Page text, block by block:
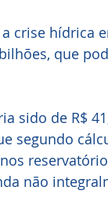
crise hídrica
que
sido de R$
segundo
não